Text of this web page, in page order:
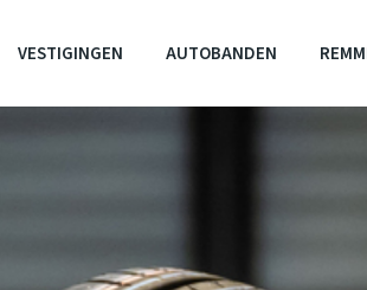
VESTIGINGEN AUTOBANDEN